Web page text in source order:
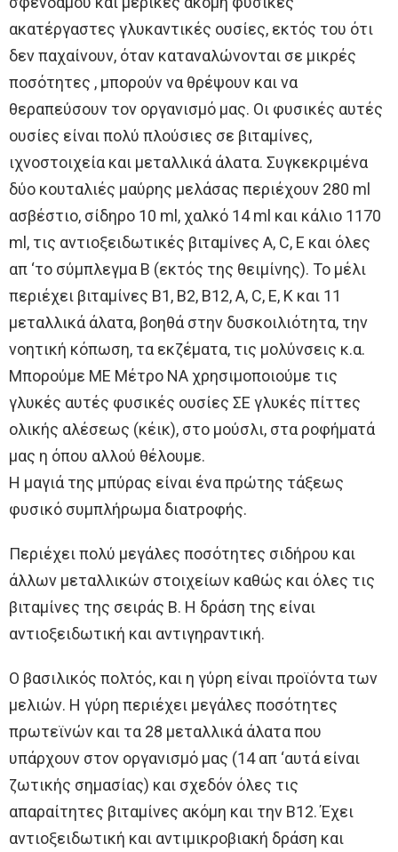
ακατέργαστες γλυκαντικές ουσίες, εκτός του ότι
δεν παχαίνουν, όταν καταναλώνονται σε μικρές
ποσότητες , μπορούν να θρέψουν και να
θεραπεύσουν τον οργανισμό μας. Οι φυσικές αυτές
ουσίες είναι πολύ πλούσιες σε βιταμίνες,
ιχνοστοιχεία και μεταλλικά άλατα. Συγκεκριμένα
δύο κουταλιές μαύρης μελάσας περιέχουν 280 ml ​​
ασβέστιο, σίδηρο 10 ml, χαλκό 14 ml και κάλιο 1170
ml, τις αντιοξειδωτικές βιταμίνες A, C, Ε και όλες
απ ‘το σύμπλεγμα Β (εκτός της θειμίνης). Το μέλι
περιέχει βιταμίνες Β1, Β2, Β12, Α, C, Ε, Κ και 11
μεταλλικά άλατα, βοηθά στην δυσκοιλιότητα, την
νοητική κόπωση, τα εκζέματα, τις μολύνσεις κ.α.
Μπορούμε ΜΕ Μέτρο ΝΑ χρησιμοποιούμε τις
γλυκές αυτές φυσικές ουσίες ΣΕ γλυκές πίττες
ολικής αλέσεως (κέικ), στο μούσλι, στα ροφήματά
μας η όπου αλλού θέλουμε.
Η μαγιά της μπύρας είναι ένα πρώτης τάξεως
φυσικό συμπλήρωμα διατροφής.
Περιέχει πολύ μεγάλες ποσότητες σιδήρου και
άλλων μεταλλικών στοιχείων καθώς και όλες τις
βιταμίνες της σειράς Β. Η δράση της είναι
αντιοξειδωτική και αντιγηραντική.
Ο βασιλικός πολτός, και η γύρη είναι προϊόντα των
μελιών. Η γύρη περιέχει μεγάλες ποσότητες
πρωτεϊνών και τα 28 μεταλλικά άλατα που
υπάρχουν στον οργανισμό μας (14 απ ‘αυτά είναι
ζωτικής σημασίας) και σχεδόν όλες τις
απαραίτητες βιταμίνες ακόμη και την Β12. Έχει
αντιοξειδωτική και αντιμικροβιακή δράση και